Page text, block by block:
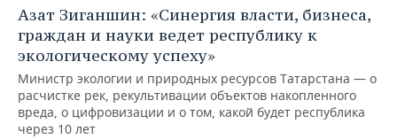
Азат Зиганшин: «Синергия власти, бизнеса,
граждан и науки ведет республику к
экологическому успеху»
Министр экологии и природных ресурсов Татарстана — о
расчистке рек, рекультивации объектов накопленного
вреда, о цифровизации и о том, какой будет республика
через 10 лет